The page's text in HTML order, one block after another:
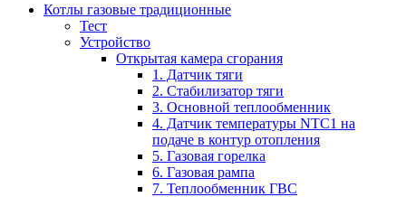
Котлы газовые традиционные
Тест
Устройство
Открытая камера сгорания
1. Датчик тяги
2. Стабилизатор тяги
3. Основной теплообменник
4. Датчик температуры NTC1 на
подаче в контур отопления
5. Газовая горелка
6. Газовая рампа
7. Теплообменник ГВС